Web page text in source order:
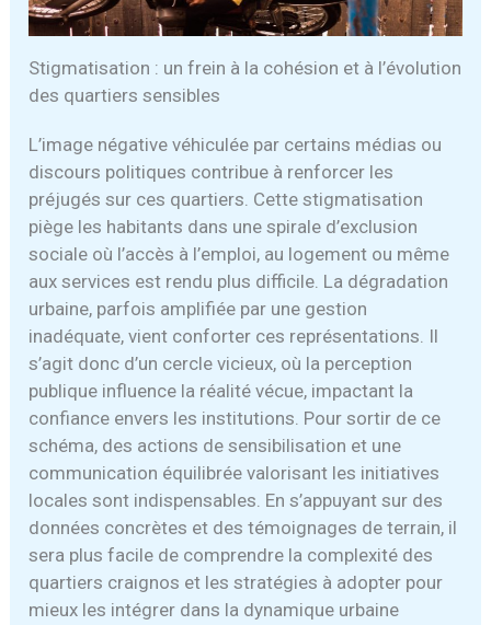
Stigmatisation : un frein à la cohésion et à l’évolution
des quartiers sensibles
L’image négative véhiculée par certains médias ou
discours politiques contribue à renforcer les
préjugés sur ces quartiers. Cette stigmatisation
piège les habitants dans une spirale d’exclusion
sociale où l’accès à l’emploi, au logement ou même
aux services est rendu plus difficile. La dégradation
urbaine, parfois amplifiée par une gestion
inadéquate, vient conforter ces représentations. Il
s’agit donc d’un cercle vicieux, où la perception
publique influence la réalité vécue, impactant la
confiance envers les institutions. Pour sortir de ce
schéma, des actions de sensibilisation et une
communication équilibrée valorisant les initiatives
locales sont indispensables. En s’appuyant sur des
données concrètes et des témoignages de terrain, il
sera plus facile de comprendre la complexité des
quartiers craignos et les stratégies à adopter pour
mieux les intégrer dans la dynamique urbaine